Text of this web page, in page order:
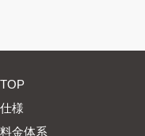
TOP
仕様
料金体系